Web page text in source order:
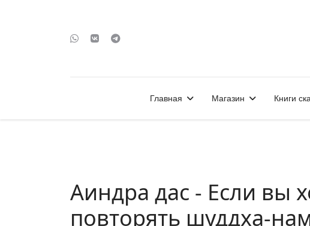
Главная Магазин Книги
Аиндра дас - Если вы
повторять шуддха-